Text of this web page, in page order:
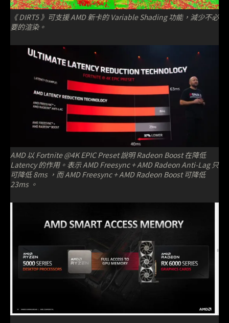
《 DIRT5 》可支援 AMD 新卡的 Variable Shading 功能，減少不必
要的渲染。
AMD 以 Fortnite @4K EPIC Preset 說明 Radeon Boost 在降低
Latency 的作用。表示 AMD Freesync + AMD Radeon Anti-Lag 只
可降低 8ms ，而 AMD Freesync + AMD Radeon Boost 可降低
23ms 。